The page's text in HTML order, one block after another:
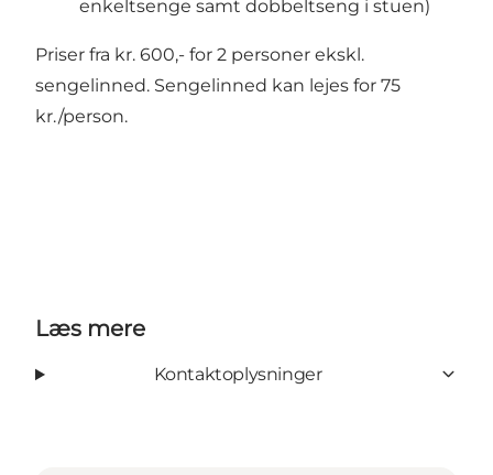
enkeltsenge samt dobbeltseng i stuen)
Priser fra kr. 600,- for 2 personer ekskl.
sengelinned. Sengelinned kan lejes for 75
kr./person.
Læs mere
Kontaktoplysninger